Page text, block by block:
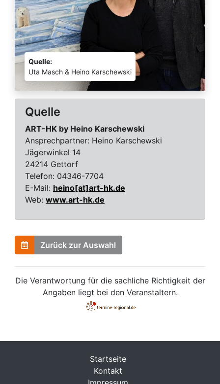
Quelle:
Uta Masch & Heino Karschewski
Quelle
ART-HK by Heino Karschewski
Ansprechpartner: Heino Karschewski
Jägerwinkel 14
24214 Gettorf
Telefon: 04346-7704
E-Mail: heino[at]art-hk.de
Web: www.art-hk.de
Zurück zur Auswahl
Die Verantwortung für die sachliche Richtigkeit der
Angaben liegt bei den Veranstaltern.
Startseite
Kontakt